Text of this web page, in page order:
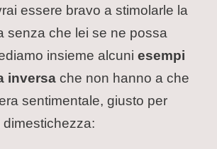
essere bravo a stimolarle la
senza che lei se ne possa
insieme alcuni esempi
inversa che non hanno a che
sentimentale, giusto per